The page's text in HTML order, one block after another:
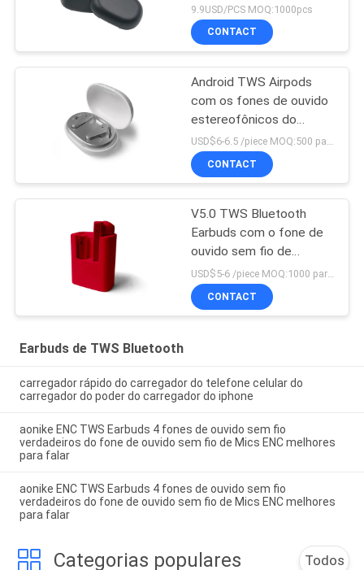
9.9USD/PCS MOQ:1000pcs
CONTACT
Android TWS Airpods
com os fones de ouvido
estereofônicos do
microfone
USD$6-6.5 /piece MOQ:500 partes por artigos
CONTACT
V5.0 TWS Bluetooth
Earbuds com o fone de
ouvido sem fio de
carregamento dos casos
TWS
USD$5-6 /piece MOQ:1000 partes por artigos
CONTACT
Earbuds de TWS Bluetooth
carregador rápido do carregador do telefone celular do
carregador do poder do carregador do iphone
aonike ENC TWS Earbuds 4 fones de ouvido sem fio
verdadeiros do fone de ouvido sem fio de Mics ENC melhores
para falar
aonike ENC TWS Earbuds 4 fones de ouvido sem fio
verdadeiros do fone de ouvido sem fio de Mics ENC melhores
para falar
Categorias populares Todos